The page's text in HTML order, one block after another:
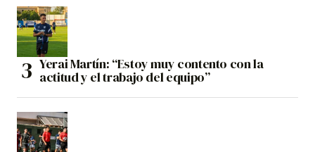
Yerai Martín: “Estoy muy contento con la
actitud y el trabajo del equipo”